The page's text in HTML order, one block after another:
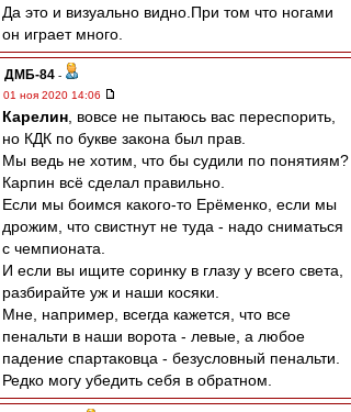
Да это и визуально видно.При том что ногами
он играет много.
ДМБ-84 -
01 ноя 2020 14:06
Карелин , вовсе не пытаюсь вас переспорить,
но КДК по букве закона был прав.
Мы ведь не хотим, что бы судили по понятиям?
Карпин всё сделал правильно.
Если мы боимся какого-то Ерёменко, если мы
дрожим, что свистнут не туда - надо сниматься
с чемпионата.
И если вы ищите соринку в глазу у всего света,
разбирайте уж и наши косяки.
Мне, например, всегда кажется, что все
пенальти в наши ворота - левые, а любое
падение спартаковца - безусловный пенальти.
Редко могу убедить себя в обратном.